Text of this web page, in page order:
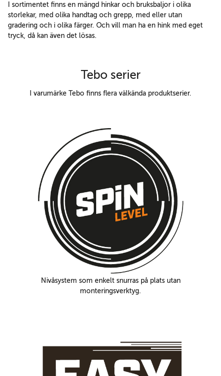
I sortimentet finns en mängd hinkar och bruksbaljor i olika
storlekar, med olika handtag och grepp, med eller utan
gradering och i olika färger. Och vill man ha en hink med eget
tryck, då kan även det lösas.
Tebo serier
I varumärke Tebo finns flera välkända produktserier.
Nivåsystem som enkelt snurras på plats utan
monteringsverktyg.